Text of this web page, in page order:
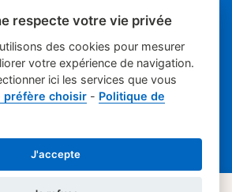
la solution web et
- Mairie de
-- Gestion des cookies
respecte votre vie privée
des cookies pour mesurer
votre expérience de navigation.
ici les services que vous
préfère choisir - Politique de
J'accepte